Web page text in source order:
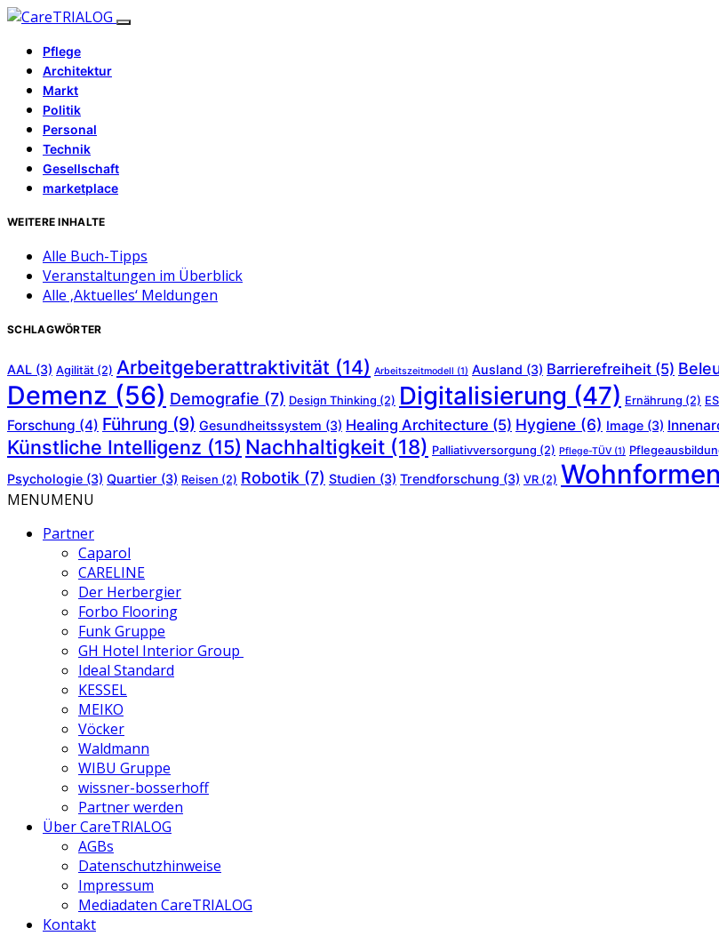
Pflege
Architektur
Markt
Politik
Personal
Technik
Gesellschaft
marketplace
WEITERE INHALTE
Alle Buch-Tipps
Veranstaltungen im Überblick
Alle ‚Aktuelles‘ Meldungen
SCHLAGWÖRTER
AAL (3) Agilität (2) Arbeitgeberattraktivität (14) Arbeitszeitmodell (1) Ausland (3) Barrierefreiheit (5)
Demenz (56) Demografie (7) Design Thinking (2) Digitalisierung (47) Ernährung (2)
Forschung (4) Führung (9) Gesundheitssystem (3) Healing Architecture (5) Hygiene (6) Image (3)
Künstliche Intelligenz (15) Nachhaltigkeit (18) Palliativversorgung (2) Pflege-TÜV (1)
Psychologie (3) Quartier (3) Reisen (2) Robotik (7) Studien (3) Trendforschung (3) VR (2) Wohnformen
MENUMENU
Partner
Caparol
CARELINE
Der Herbergier
Forbo Flooring
Funk Gruppe
GH Hotel Interior Group
Ideal Standard
KESSEL
MEIKO
Vöcker
Waldmann
WIBU Gruppe
wissner-bosserhoff
Partner werden
Über CareTRIALOG
AGBs
Datenschutzhinweise
Impressum
Mediadaten CareTRIALOG
Kontakt